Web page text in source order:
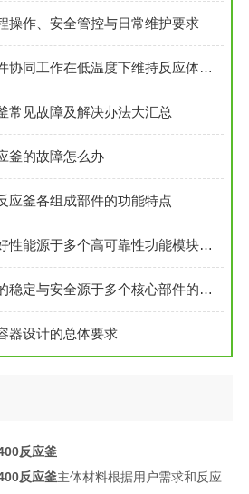
操作、安全管控与日常维护要求
深冷反应釜功能部件协同工作在低温度下维持反应体系的稳定性
常见故障及解决办法大汇总
釜的故障怎么办
应釜各组成部件的功能特点
磁力高压反应釜良好性能源于多个高可靠性功能模块的精密集成
实验室高压反应釜的稳定与安全源于多个核心部件的科学设计
器设计的总体要求
反应釜
反应釜主体材料根据用户需求和反应